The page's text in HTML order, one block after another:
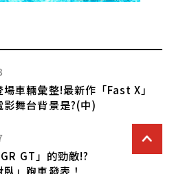
2023.10.16
極致高性能出擊
Porsche Cayenne Turbo E-
2021.08.02
不讓日本車專美於前 Porsche也著